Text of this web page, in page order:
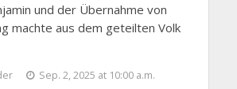
und der Übernahme von
machte aus dem geteilten Volk
Sep. 2, 2025 at 10:00 a.m.